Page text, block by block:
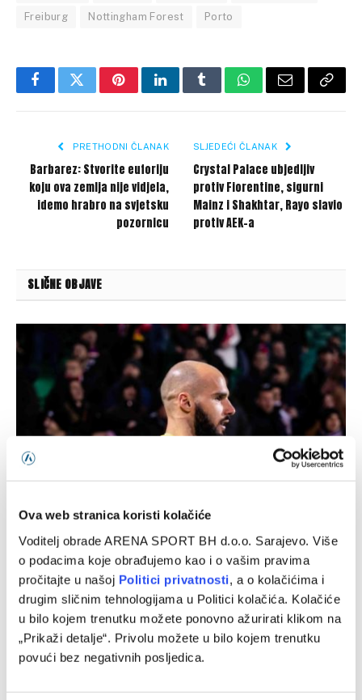
Ova web stranica koristi kolačiće
Voditelj obrade ARENA SPORT BH d.o.o. Sarajevo. Više
o podacima koje obrađujemo kao i o vašim pravima
pročitajte u našoj Politici privatnosti, a o kolačićima i
drugim sličnim tehnologijama u Politici kolačića. Kolačiće
u bilo kojem trenutku možete ponovno ažurirati klikom na
„Prikaži detalje“. Privolu možete u bilo kojem trenutku
povući bez negativnih posljedica.
Freiburg Nottingham Forest Porto
FacebookTwitterPinterestLinkedInTumblrWhatsApp
Email Copy
PRETHODNI ČLANAK
Barbarez: Stvorite euforiju
koju ova zemlja nije vidjela,
idemo hrabro na svjetsku
pozornicu
SLJEDEĆI ČLANAK
Crystal Palace ubjedljiv
protiv Fiorentine, sigurni
Mainz i Shakhtar, Rayo slavio
protiv AEK-a
SLIČNE OBJAVE
05/08/2026